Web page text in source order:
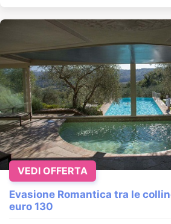
Evasione Romantica tra le
euro 130
VEDI OFFERTA